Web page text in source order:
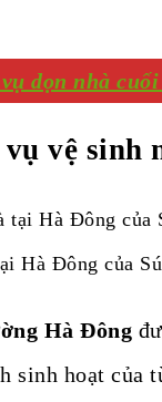
dọn nhà
vệ sinh
Hà Đông của
Hà Đông
sinh hoạt